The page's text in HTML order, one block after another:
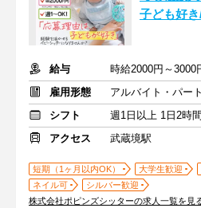
子ども好
給与
時給2000円～3000
雇用形態
アルバイト・パート
シフト
週1日以上 1日2時
アクセス
武蔵境駅
短期（1ヶ月以内OK） 大学生歓迎
ネイル可
シルバー歓迎
株式会社ポピンズシッターの求人一覧を見